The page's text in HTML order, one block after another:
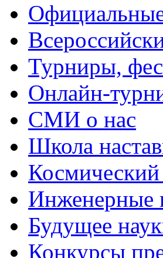
Турниры,
Онлайн-
СМИ о нас
Школа
Инженерные
Будущее
Конкурсы